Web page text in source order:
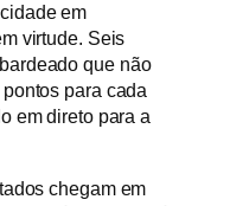
em
virtude. Seis
que não
para cada
em direto para a
chegam em